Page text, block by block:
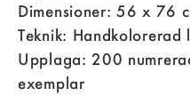
Dimensioner: 56 x 76
Teknik: Handkolorerad
Upplaga: 200
exemplar